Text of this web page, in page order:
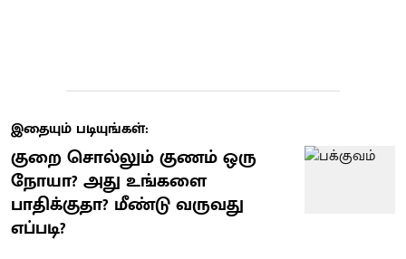
இதையும் படியுங்கள்:
குறை சொல்லும் குணம் ஒரு
நோயா? அது உங்களை
பாதிக்குதா? மீண்டு வருவது
எப்படி?